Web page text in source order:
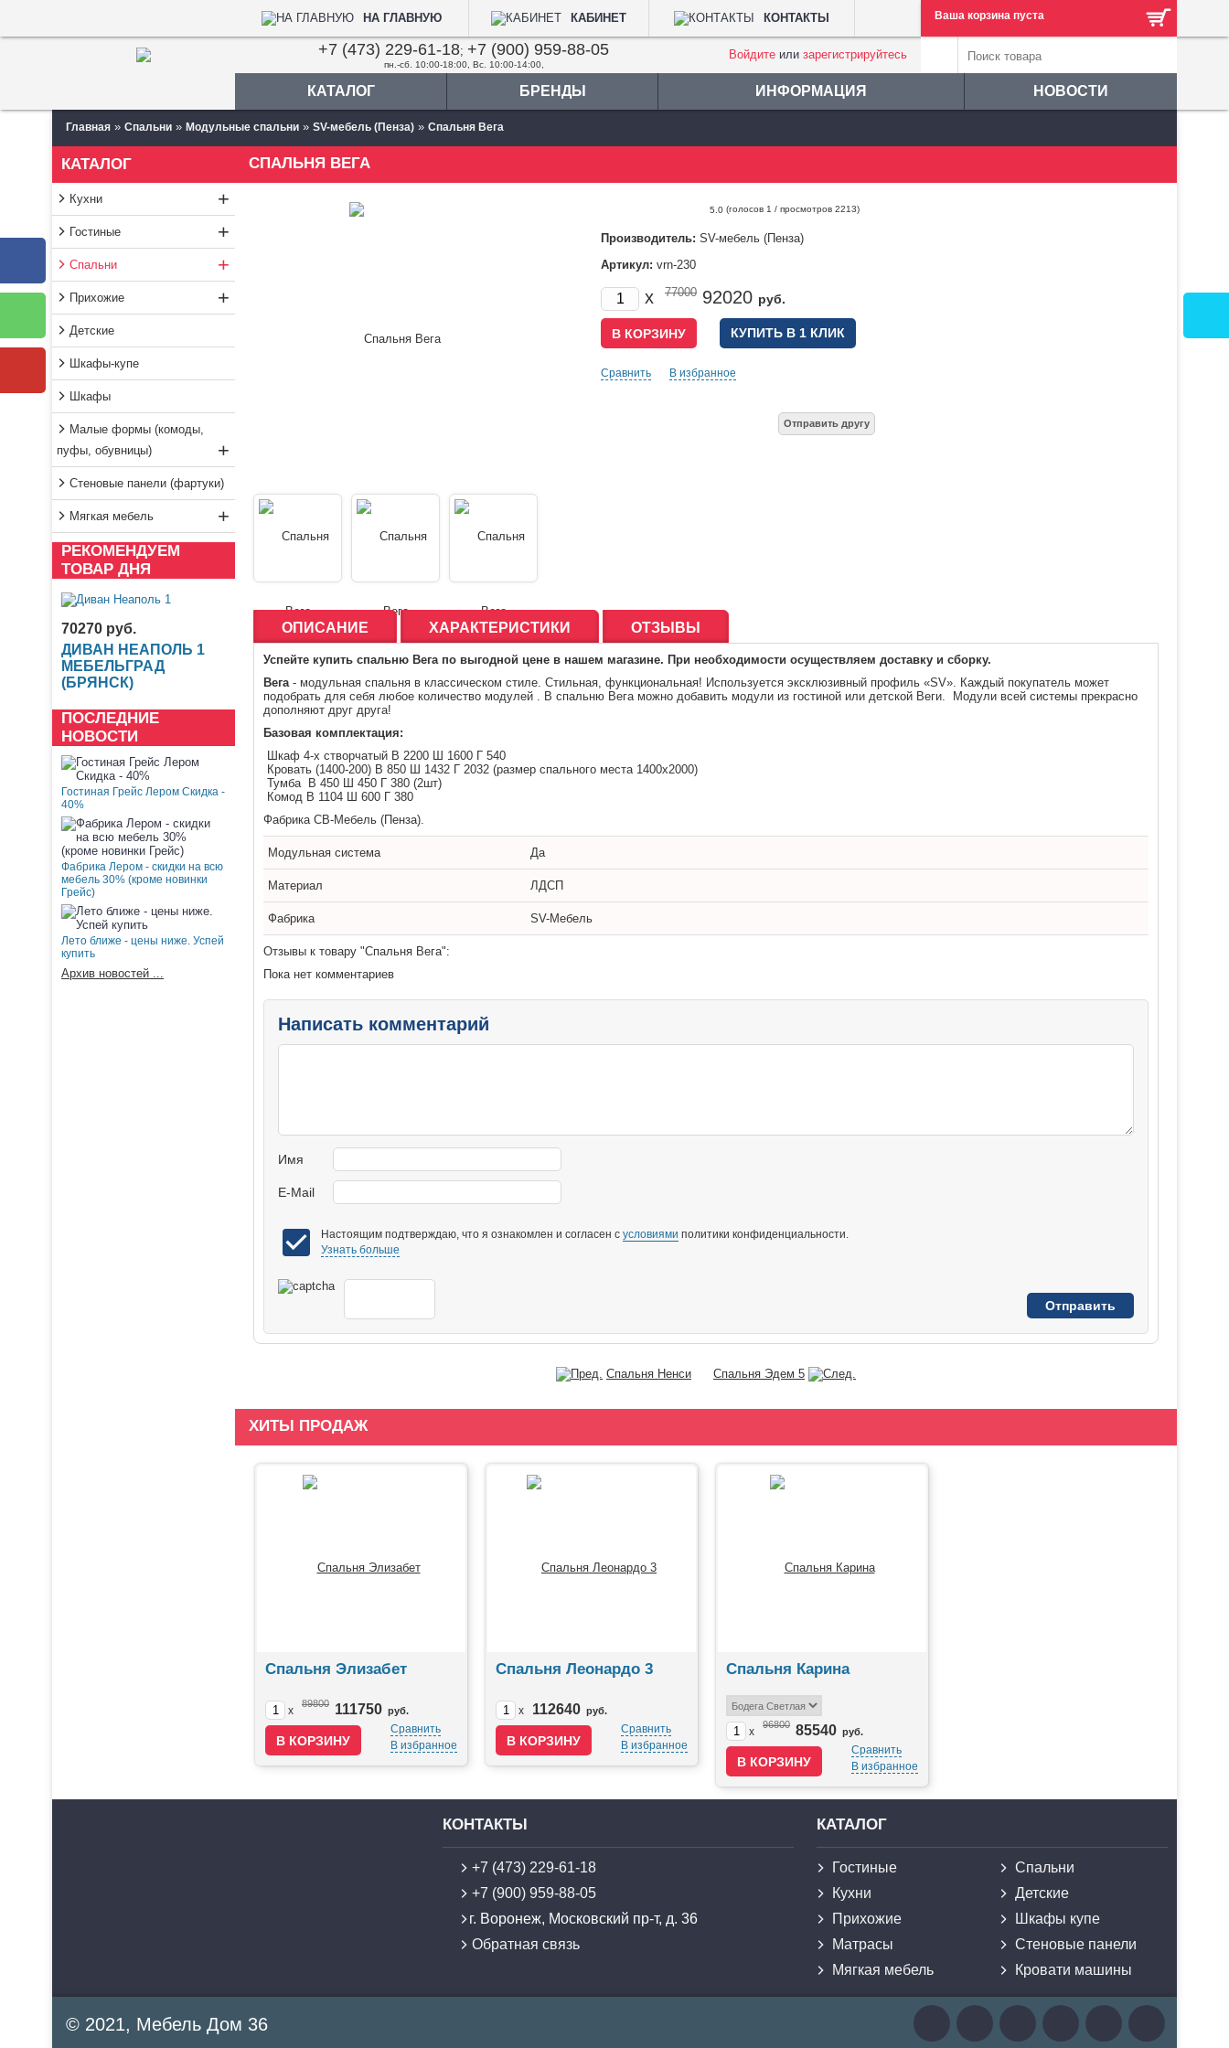
НА ГЛАВНУЮ КАБИНЕТ КОНТАКТЫ Ваша корзина пуста
+7 (473) 229-61-18; +7 (900) 959-88-05
пн.-сб. 10:00-18:00, Вс. 10:00-14:00,
Войдите или зарегистрируйтесь
КАТАЛОГ БРЕНДЫ ИНФОРМАЦИЯ НОВОСТИ
Главная » Спальни » Модульные спальни » SV-мебель (Пенза) » Спальня Вега
КАТАЛОГ
Кухни +
Гостиные +
Спальни +
Прихожие +
Детские
Шкафы-купе
Шкафы
Малые формы (комоды,
пуфы, обувницы)
+
Стеновые панели (фартуки)
Мягкая мебель +
РЕКОМЕНДУЕМ
ТОВАР ДНЯ
70270 руб.
ДИВАН НЕАПОЛЬ 1
МЕБЕЛЬГРАД
(БРЯНСК)
ПОСЛЕДНИЕ
НОВОСТИ
Гостиная Грейс Лером Скидка -
40%
Фабрика Лером - скидки на всю
мебель 30% (кроме новинки
Грейс)
Лето ближе - цены ниже. Успей
купить
Архив новостей ...
СПАЛЬНЯ ВЕГА
5.0 (голосов 1 / просмотров 2213)
Производитель: SV-мебель (Пенза)
Артикул: vrn-230
x 77000 92020 руб.
КУПИТЬ В 1 КЛИК
Сравнить В избранное
ОПИСАНИЕ ХАРАКТЕРИСТИКИ ОТЗЫВЫ
Успейте купить спальню Вега по выгодной цене в нашем магазине. При необходимости осуществляем доставку и сборку.
Вега- модульная спальня в классическом стиле. Стильная, функциональная! Используется эксклюзивный профиль «SV». Каждый покупатель может
подобрать для себя любое количество модулей . В спальню Вега можно добавить модули из гостиной или детской Веги. Модули всей системы прекрасно
дополняют друг друга!
Базовая комплектация:
Шкаф 4-х створчатый В 2200 Ш 1600 Г 540
Кровать (1400-200) В 850 Ш 1432 Г 2032 (размер спального места 1400х2000)
Тумба В 450 Ш 450 Г 380 (2шт)
Комод В 1104 Ш 600 Г 380
Фабрика СВ-Мебель (Пенза).
Модульная система Да
Материал ЛДСП
Фабрика SV-Мебель
Отзывы к товару "Спальня Вега":
Пока нет комментариев
Написать комментарий
Имя
E-Mail
Настоящим подтверждаю, что я ознакомлен и согласен с условиями политики конфиденциальности.
Узнать больше
Спальня Ненси Спальня Эдем 5
ХИТЫ ПРОДАЖ
Спальня Элизабет
x
89800 111750 руб.
Сравнить
В избранное
Спальня Леонардо 3
x 112640 руб.
Сравнить
В избранное
Спальня Карина
x
96800 85540 руб.
Сравнить
В избранное
КОНТАКТЫ
+7 (473) 229-61-18
+7 (900) 959-88-05
г. Воронеж, Московский пр-т, д. 36
Обратная связь
КАТАЛОГ
Гостиные
Спальни
Кухни
Детские
Прихожие
Шкафы купе
Матрасы
Стеновые панели
Мягкая мебель
Кровати машины
© 2021, Мебель Дом 36